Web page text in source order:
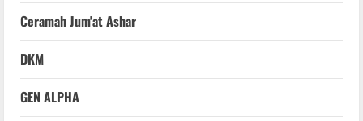
Ceramah Jum'at Ashar
DKM
GEN ALPHA